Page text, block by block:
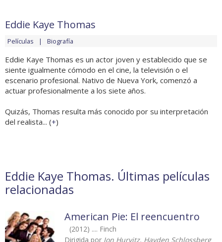
Eddie Kaye Thomas
Películas Biografía
Eddie Kaye Thomas es un actor joven y establecido que se
siente igualmente cómodo en el cine, la televisión o el
escenario profesional. Nativo de Nueva York, comenzó a
actuar profesionalmente a los siete años.
Quizás, Thomas resulta más conocido por su interpretación
del realista... (+)
Eddie Kaye Thomas. Últimas películas
relacionadas
American Pie: El reencuentro
(2012) .... Finch
Dirigida por Jon Hurvitz, Hayden Schlossberg